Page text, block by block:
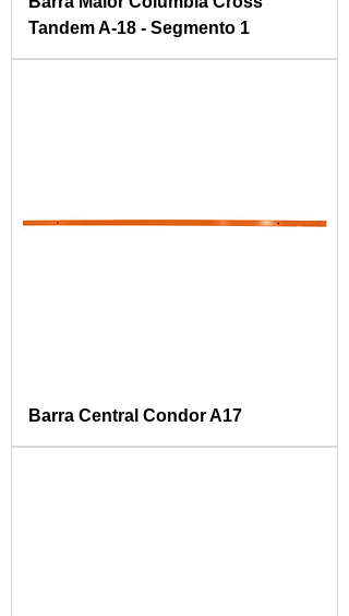
Tandem A-18 - Segmento 1
Barra Central Condor A17